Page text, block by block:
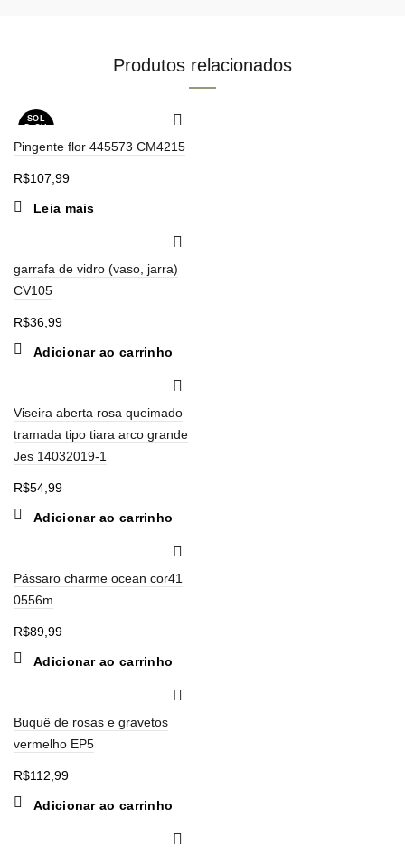
Produtos relacionados
SOL
D OU
Pingente flor 445573 CM4215
R$107,99
Leia mais
garrafa de vidro (vaso, jarra)
CV105
R$36,99
Adicionar ao carrinho
Viseira aberta rosa queimado
tramada tipo tiara arco grande
Jes 14032019-1
R$54,99
Adicionar ao carrinho
Pássaro charme ocean cor41
0556m
R$89,99
Adicionar ao carrinho
Buquê de rosas e gravetos
vermelho EP5
R$112,99
Adicionar ao carrinho